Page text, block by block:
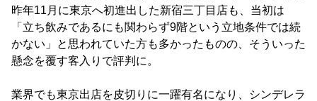
昨年11月に東京へ初進出した新宿三丁目店も、当初は
「立ち飲みであるにも関わらず9階という立地条件では続
かない」と思われていた方も多かったものの、そういった
懸念を覆す客入りで評判に。
業界でも東京出店を皮切りに一躍有名になり、シンデレラ